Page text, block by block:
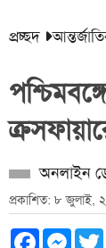
প্রচ্ছদ
অনলাইন
প্রকাশিত: ৮ জুলাই,